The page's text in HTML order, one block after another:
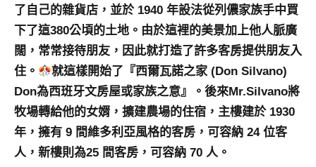
遊
雜
誌
專
欄、
觀
光
局
合
作
了自己的雜貨店，並於 1940 年設法從列儂家族手中買
下了這380公頃的土地。由於這裡的美景加上他人脈廣
闊，常常接待朋友，因此就打造了許多客房提供朋友入
住。
就這樣開始了『西爾瓦諾之家 (Don Silvano)
Don為西班牙文房屋或家族之意』。後來Mr.Silvano將
牧場轉給他的女婿，擴建農場的住宿，主樓建於 1930
年，擁有 9 間維多利亞風格的客房，可容納 24 位客
人，新樓則為25 間客房，可容納 70 人。